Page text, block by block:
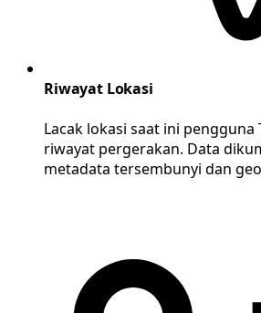
Riwayat Lokasi
Lacak lokasi saat ini pengguna
riwayat pergerakan. Data
metadata tersembunyi dan